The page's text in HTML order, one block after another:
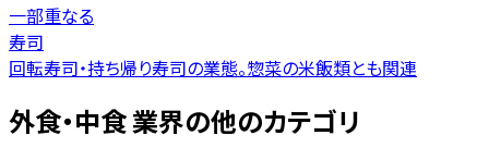
一部重なる
寿司
回転寿司・持ち帰り寿司の業態。惣菜の米飯類とも関連
外食・中食 業界の他のカテゴリ